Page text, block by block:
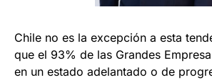
Chile no es la excepción a esta
que el 93% de las Grandes
en un estado adelantado o de